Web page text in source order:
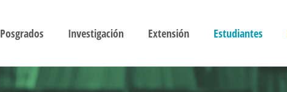
Posgrados Investigación Extensión Estudiantes